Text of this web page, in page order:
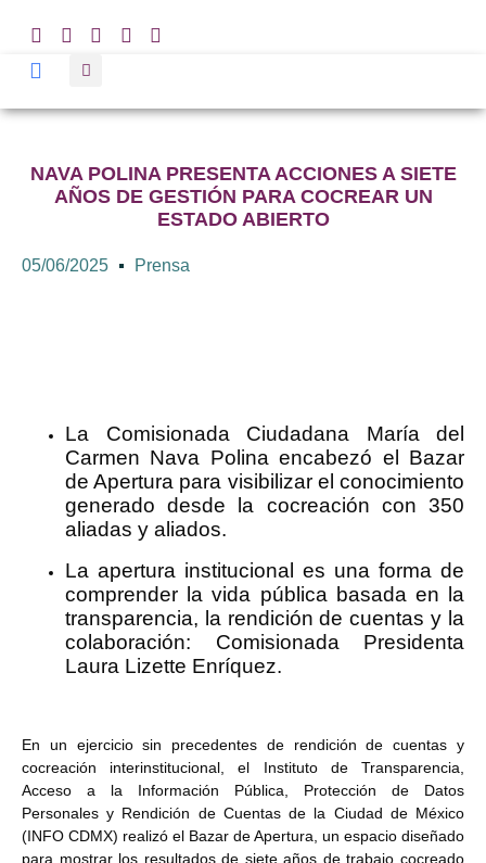
NAVA POLINA PRESENTA ACCIONES A SIETE
AÑOS DE GESTIÓN PARA COCREAR UN
ESTADO ABIERTO
05/06/2025 Prensa
La Comisionada Ciudadana María del
Carmen Nava Polina encabezó el Bazar
de Apertura para visibilizar el conocimiento
generado desde la cocreación con 350
aliadas y aliados.
La apertura institucional es una forma de
comprender la vida pública basada en la
transparencia, la rendición de cuentas y la
colaboración: Comisionada Presidenta
Laura Lizette Enríquez.
En un ejercicio sin precedentes de rendición de cuentas y
cocreación interinstitucional, el Instituto de Transparencia,
Acceso a la Información Pública, Protección de Datos
Personales y Rendición de Cuentas de la Ciudad de México
(INFO CDMX) realizó el Bazar de Apertura, un espacio diseñado
para mostrar los resultados de siete años de trabajo cocreado